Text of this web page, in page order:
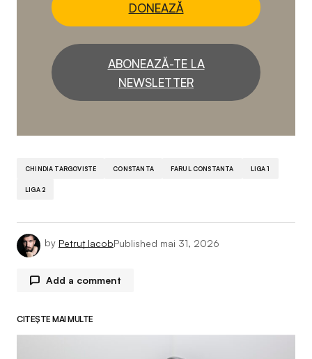
DONEAZĂ
ABONEAZĂ-TE LA
NEWSLETTER
CHINDIA TARGOVISTE CONSTANTA FARUL CONSTANTA LIGA 1
LIGA 2
by Petruț IacobPublished mai 31, 2026
Add a comment
*
CITEȘTE MAI MULTE